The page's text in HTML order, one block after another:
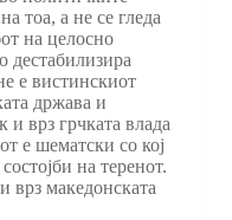
тоа, а не се гледа
на целосно
дестабилизира
е вистинскиот
држава и
и врз грчката влада
е шематски со кој
на теренот.
врз македонската